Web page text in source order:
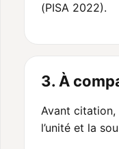
(PISA 2022).
3. À
Avant citation,
l’unité et la